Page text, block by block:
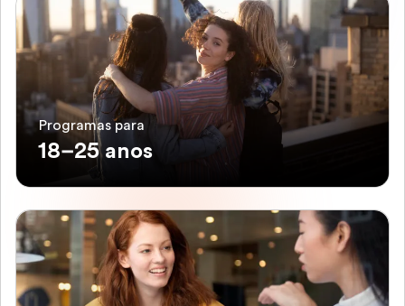
Programas para
18–25 anos